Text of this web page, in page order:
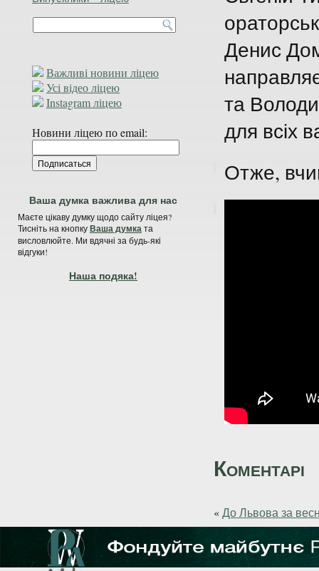
Важливі новини ліцею
Усі відео ліцею
Instagram ліцею
Новини ліцею по email:
Ваша думка важлива для нас
Маєте цікаву думку щодо сайту ліцея?
Тисніть на кнопкуВаша думката
висловлюйте. Ми вдячні за будь-які
відгуки!
Наша подяка!
Денис
та
для всіх
Отже,
Коментарі
«До Львова за